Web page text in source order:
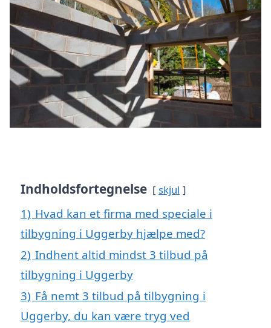
Indholdsfortegnelse skjul
1) Hvad kan et firma med speciale i
tilbygning i Uggerby hjælpe med?
2) Indhent altid mindst 3 tilbud på
tilbygning i Uggerby
3) Få nemt 3 tilbud på tilbygning i
Uggerby, du kan være tryg ved